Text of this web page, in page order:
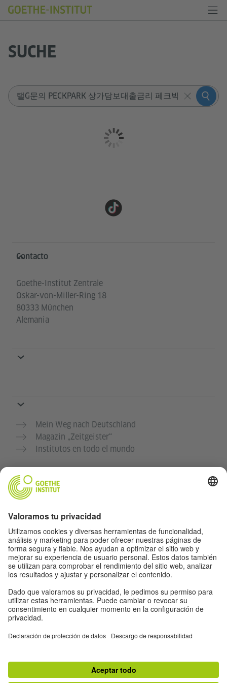
SUCHE
Sucheingabe
Service- und Informationsbereich
Contacto
Goethe-Institut Zentrale
Oskar-von-Miller-Ring 18
80333 München
Alemania
Mein Weg nach Deutschland
Magazin „Zeitgeister“
Institutos en todo el mundo
Protección de datos y accesibilidad
Este sitio web pretende ser accesible y útil para el
mayor número de personas posible. Utilizamos los
datos personales de acuerdo a nuestra política de
privacidad.
Protección de datos y accesibilidad
Accesibilidad
Aviso legal Política de privacidad